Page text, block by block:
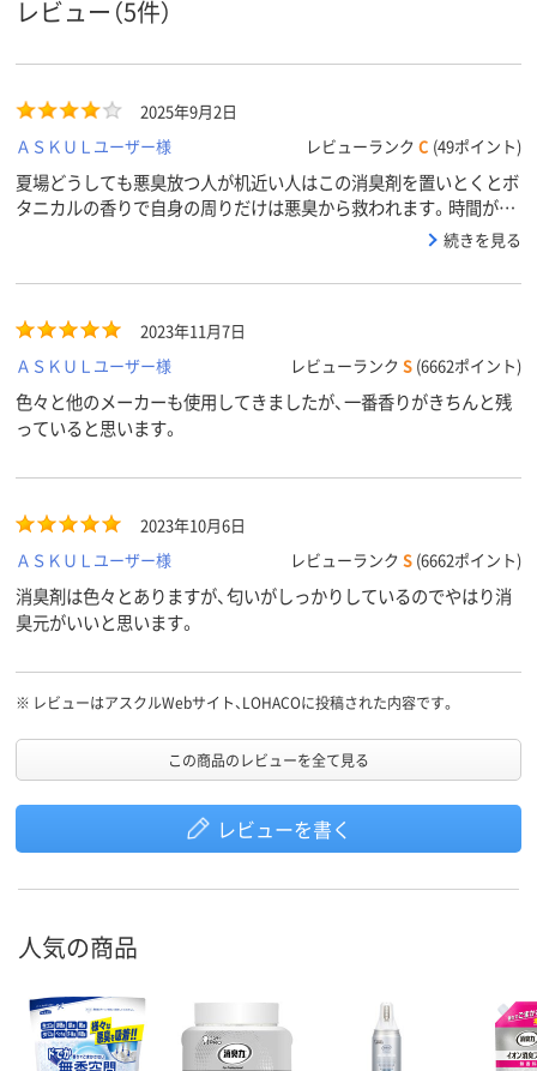
レビュー（5件）
2025年9月2日
ＡＳＫＵＬユーザー様
レビューランク C (49ポイント)
夏場どうしても悪臭放つ人が机近い人はこの消臭剤を置いとくとボ
タニカルの香りで自身の周りだけは悪臭から救われます。時間が経
つとボタニカルの匂いが感じられなくなり、悪臭が気になるので定
続きを見る
2023年11月7日
ＡＳＫＵＬユーザー様
レビューランク S (6662ポイント)
色々と他のメーカーも使用してきましたが、一番香りがきちんと残
っていると思います。
2023年10月6日
ＡＳＫＵＬユーザー様
レビューランク S (6662ポイント)
消臭剤は色々とありますが、匂いがしっかりしているのでやはり消
臭元がいいと思います。
※ レビューはアスクルWebサイト、LOHACOに投稿された内容です。
この商品のレビューを全て見る
レビューを書く
人気の商品